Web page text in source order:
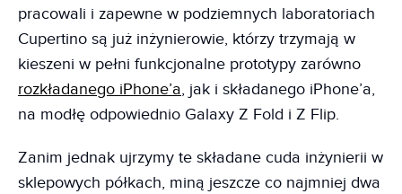
pracowali i zapewne w podziemnych laboratoriach
Cupertino są już inżynierowie, którzy trzymają w
kieszeni w pełni funkcjonalne prototypy zarówno
rozkładanego iPhone’a, jak i składanego iPhone’a,
na modłę odpowiednio Galaxy Z Fold i Z Flip.
Zanim jednak ujrzymy te składane cuda inżynierii w
sklepowych półkach, miną jeszcze co najmniej dwa